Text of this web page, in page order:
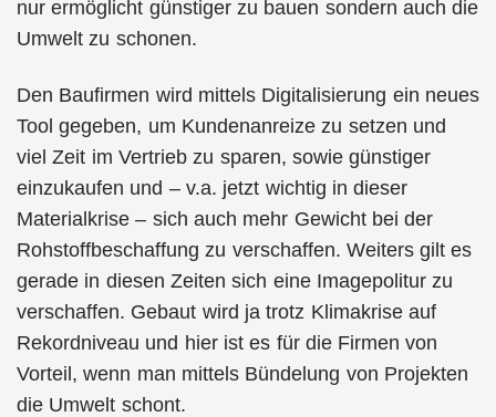
nur ermöglicht günstiger zu bauen sondern auch die
Umwelt zu schonen.
Den Baufirmen wird mittels Digitalisierung ein neues
Tool gegeben, um Kundenanreize zu setzen und
viel Zeit im Vertrieb zu sparen, sowie günstiger
einzukaufen und – v.a. jetzt wichtig in dieser
Materialkrise – sich auch mehr Gewicht bei der
Rohstoffbeschaffung zu verschaffen. Weiters gilt es
gerade in diesen Zeiten sich eine Imagepolitur zu
verschaffen. Gebaut wird ja trotz Klimakrise auf
Rekordniveau und hier ist es für die Firmen von
Vorteil, wenn man mittels Bündelung von Projekten
die Umwelt schont.